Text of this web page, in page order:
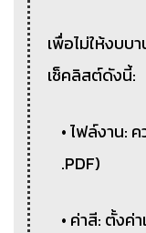
เพื่อไม่ให้งบบ
เช็คลิสต์ดังนี้:
• ไฟล์งาน:
.PDF)
• ค่าสี: ตั้งค่